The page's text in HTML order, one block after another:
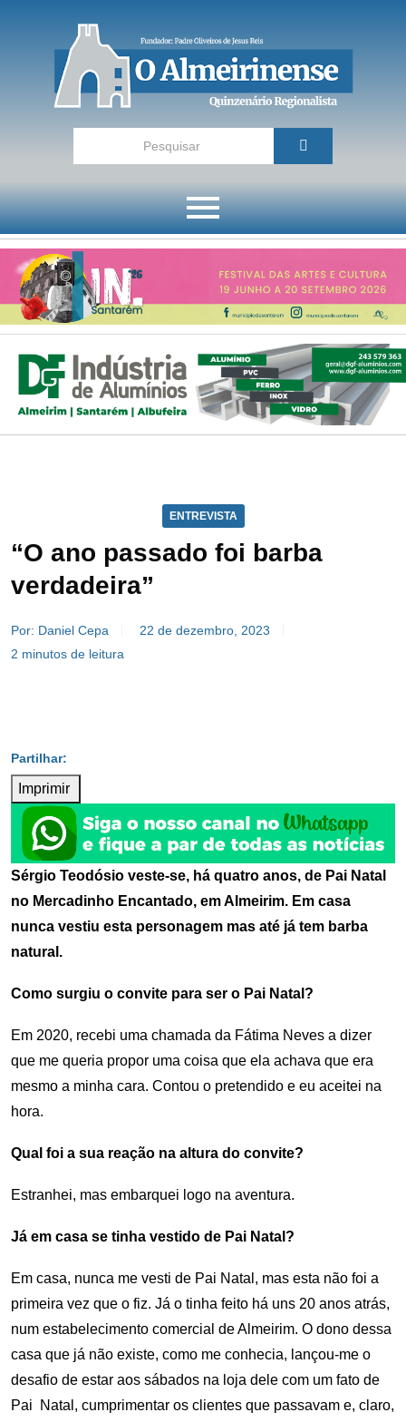
ENTREVISTA
“O ano passado foi barba
verdadeira”
Por: Daniel Cepa
22 de dezembro, 2023
2 minutos de leitura
Imprimir
Sérgio Teodósio veste-se, há quatro anos, de Pai Natal
no Mercadinho Encantado, em Almeirim. Em casa
nunca vestiu esta personagem mas até já tem barba
natural.
Como surgiu o convite para ser o Pai Natal?
Em 2020, recebi uma chamada da Fátima Neves a dizer
que me queria propor uma coisa que ela achava que era
mesmo a minha cara. Contou o pretendido e eu aceitei na
hora.
Qual foi a sua reação na altura do convite?
Estranhei, mas embarquei logo na aventura.
Já em casa se tinha vestido de Pai Natal?
Em casa, nunca me vesti de Pai Natal, mas esta não foi a
primeira vez que o fiz. Já o tinha feito há uns 20 anos atrás,
num estabelecimento comercial de Almeirim. O dono dessa
casa que já não existe, como me conhecia, lançou-me o
desafio de estar aos sábados na loja dele com um fato de
Pai Natal, cumprimentar os clientes que passavam e, claro,